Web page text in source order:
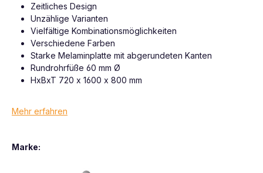
Zeitliches Design
Unzählige Varianten
Vielfältige Kombinationsmöglichkeiten
Verschiedene Farben
Starke Melaminplatte mit abgerundeten Kanten
Rundrohrfüße 60 mm Ø
HxBxT 720 x 1600 x 800 mm
Mehr erfahren
Marke: